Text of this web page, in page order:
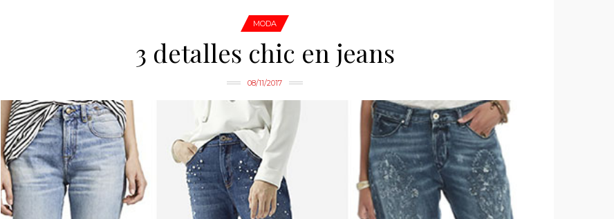
MODA
3 detalles chic en jeans
08/11/2017